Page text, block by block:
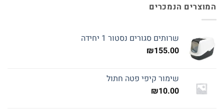
המוצרים הנמכרים
שרותים סגורים נסטור 1 יחידה
₪155.00
שימור קיפי פטה חתול
₪10.00